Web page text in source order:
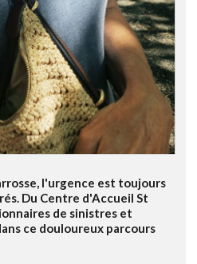
l'urgence est toujours
Du Centre d'Accueil St
de sinistres et
ce douloureux parcours